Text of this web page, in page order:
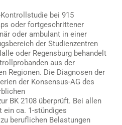
bei 915
oder fortgeschrittener
oder ambulant in einer
der Studienzentren
oder Regensburg behandelt
aus der
Regionen. Die Diagnosen der
der Konsensus-AG des
BK 2108 überprüft. Bei allen
ein ca. 1-stündiges
beruflichen Belastungen